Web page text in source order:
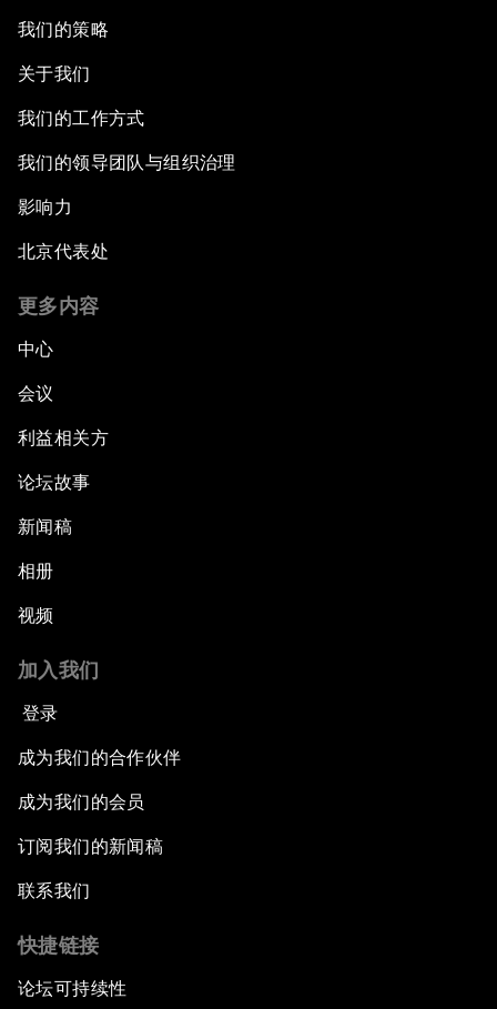
我们的策略
关于我们
我们的工作方式
我们的领导团队与组织治理
影响力
北京代表处
更多内容
中心
会议
利益相关方
论坛故事
新闻稿
相册
视频
加入我们
登录
成为我们的合作伙伴
成为我们的会员
订阅我们的新闻稿
联系我们
快捷链接
论坛可持续性